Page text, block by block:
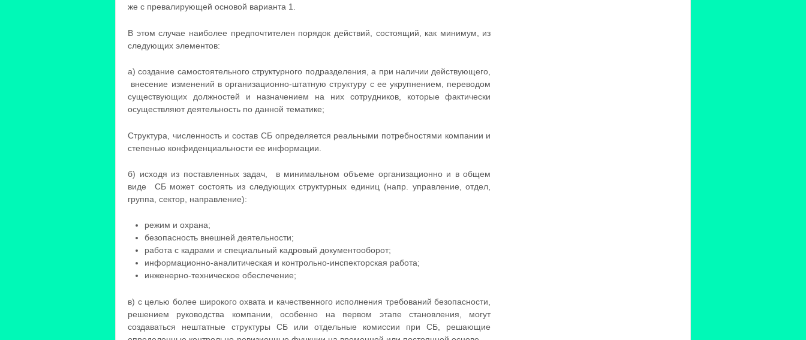
же с превалирующей основой варианта 1.
В этом случае наиболее предпочтителен порядок действий, состоящий, как минимум, из
следующих элементов:
а) создание самостоятельного структурного подразделения, а при наличии действующего,
внесение изменений в организационно-штатную структуру с ее укрупнением, переводом
существующих должностей и назначением на них сотрудников, которые фактически
осуществляют деятельность по данной тематике;
Структура, численность и состав СБ определяется реальными потребностями компании и
степенью конфиденциальности ее информации.
б) исходя из поставленных задач, в минимальном объеме организационно и в общем
виде СБ может состоять из следующих структурных единиц (напр. управление, отдел,
группа, сектор, направление):
режим и охрана;
безопасность внешней деятельности;
работа с кадрами и специальный кадровый документооборот;
информационно-аналитическая и контрольно-инспекторская работа;
инженерно-техническое обеспечение;
в) с целью более широкого охвата и качественного исполнения требований безопасности,
решением руководства компании, особенно на первом этапе становления, могут
создаваться нештатные структуры СБ или отдельные комиссии при СБ, решающие